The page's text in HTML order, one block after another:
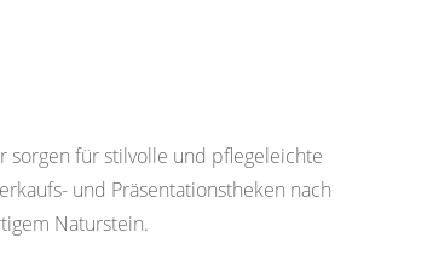
sorgen für stilvolle und pflegeleichte
und Präsentationstheken nach
Naturstein.